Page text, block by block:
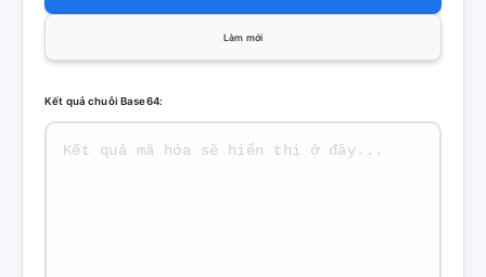
Làm mới
Kết quả chuỗi Base64: